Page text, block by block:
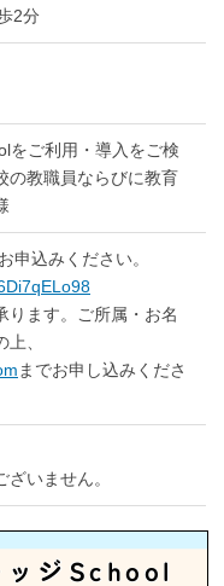
2分
をご利用・導入をご検
の教職員ならびに教育
申込みください。
ます。ご所属・お名
、
までお申し込みくださ
いません。